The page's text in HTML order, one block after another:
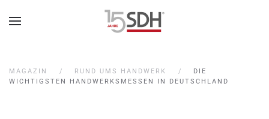
MAGAZIN RUND UMS HANDWERK
DIE
WICHTIGSTEN HANDWERKSMESSEN IN DEUTSCHLAND